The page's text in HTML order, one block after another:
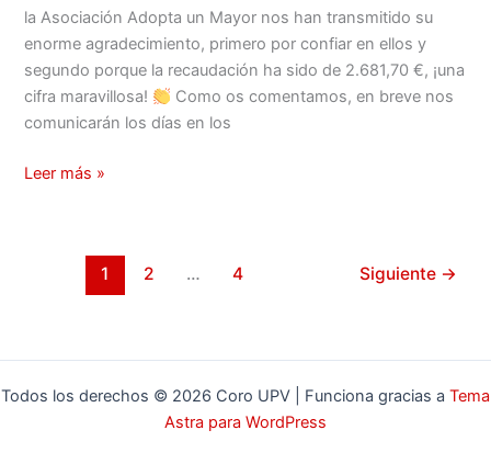
la Asociación Adopta un Mayor nos han transmitido su
enorme agradecimiento, primero por confiar en ellos y
segundo porque la recaudación ha sido de 2.681,70 €, ¡una
cifra maravillosa!
Como os comentamos, en breve nos
comunicarán los días en los
Leer más »
1 2 … 4 Siguiente →
Todos los derechos © 2026 Coro UPV | Funciona gracias a Tema
Astra para WordPress